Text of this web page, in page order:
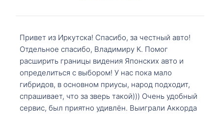
Привет из Иркутска! Спасибо, за честный авто!
Отдельное спасибо, Владимиру К. Помог
расширить границы видения Японских авто и
определиться с выбором! У нас пока мало
гибридов, в основном приусы, народ подходит,
спрашивает, что за зверь такой))) Очень удобный
сервис, был приятно удивлён. Выиграли Аккорда